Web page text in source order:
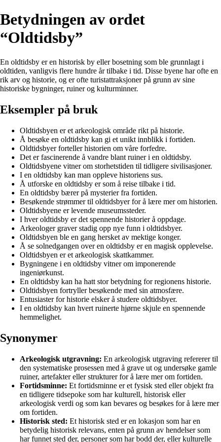
Betydningen av ordet
“Oldtidsby”
En oldtidsby er en historisk by eller bosetning som ble grunnlagt i
oldtiden, vanligvis flere hundre år tilbake i tid. Disse byene har ofte en
rik arv og historie, og er ofte turistattraksjoner på grunn av sine
historiske bygninger, ruiner og kulturminner.
Eksempler på bruk
Oldtidsbyen er et arkeologisk område rikt på historie.
Å besøke en oldtidsby kan gi et unikt innblikk i fortiden.
Oldtidsbyer forteller historien om våre forfedre.
Det er fascinerende å vandre blant ruiner i en oldtidsby.
Oldtidsbyene vitner om storhetstiden til tidligere sivilisasjoner.
I en oldtidsby kan man oppleve historiens sus.
Å utforske en oldtidsby er som å reise tilbake i tid.
En oldtidsby bærer på mysterier fra fortiden.
Besøkende strømmer til oldtidsbyer for å lære mer om historien.
Oldtidsbyene er levende museumssteder.
I hver oldtidsby er det spennende historier å oppdage.
Arkeologer graver stadig opp nye funn i oldtidsbyer.
Oldtidsbyen ble en gang hersket av mektige konger.
Å se solnedgangen over en oldtidsby er en magisk opplevelse.
Oldtidsbyen er et arkeologisk skattkammer.
Bygningene i en oldtidsby vitner om imponerende
ingeniørkunst.
En oldtidsby kan ha hatt stor betydning for regionens historie.
Oldtidsbyen fortryller besøkende med sin atmosfære.
Entusiaster for historie elsker å studere oldtidsbyer.
I en oldtidsby kan hvert ruinerte hjørne skjule en spennende
hemmelighet.
Synonymer
Arkeologisk utgravning: En arkeologisk utgraving refererer til
den systematiske prosessen med å grave ut og undersøke gamle
ruiner, artefakter eller strukturer for å lære mer om fortiden.
Fortidsminne: Et fortidsminne er et fysisk sted eller objekt fra
en tidligere tidsepoke som har kulturell, historisk eller
arkeologisk verdi og som kan bevares og besøkes for å lære mer
om fortiden.
Historisk sted: Et historisk sted er en lokasjon som har en
betydelig historisk relevans, enten på grunn av hendelser som
har funnet sted der, personer som har bodd der, eller kulturelle